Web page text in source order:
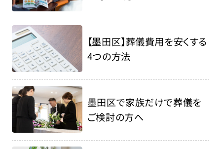
【墨田区】葬儀費用を安くする
4つの方法
墨田区で家族だけで葬儀を
ご検討の方へ